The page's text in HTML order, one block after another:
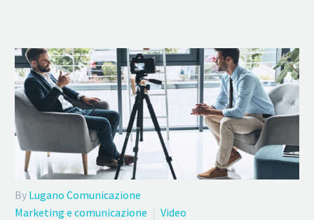
By Lugano Comunicazione
Marketing e comunicazione
Video